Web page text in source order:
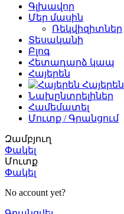
Գլխավոր
Մեր մասին
Ռեկվիզիտներ
Տեսականի
Բլոգ
Հետադարձ կապ
Հայերեն
Հայերեն
Նախընտրելիներ
Համեմատել
Մուտք / Գրանցում
Զամբյուղ
Փակել
Մուտք
Փակել
No account yet?